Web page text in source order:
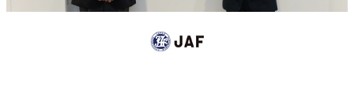
組織的に管理
ブログ・各種資料トップ
マーケティングブログ
資料請求・お問い合わせ